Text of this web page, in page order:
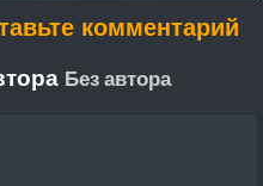
комментарий
Без автора